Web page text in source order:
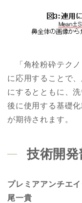
「角栓粉砕テクノ
に応用することで
にするとともに、
後に使用する基礎
が期待されます。
技術開
プレミアアンチエ
尾一貴